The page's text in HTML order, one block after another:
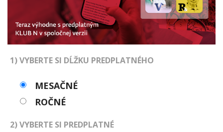
1) VYBERTE SI DĹŽKU PREDPLATNÉHO
MESAČNÉ
ROČNÉ
2) VYBERTE SI PREDPLATNÉ